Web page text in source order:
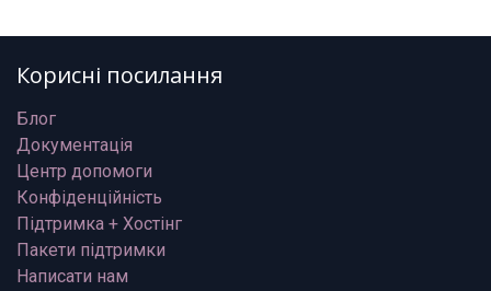
Корисні посилання
Блог
Документація
Центр допомоги
Конфіденційність
Підтримка + Хостінг
Пакети підтримки
Написати нам